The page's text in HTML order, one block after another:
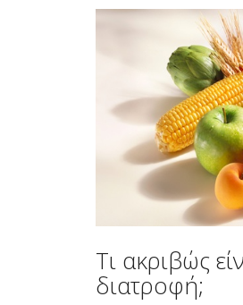
Τι ακριβώς
διατροφή;